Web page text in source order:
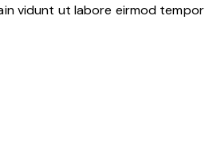
vidunt ut labore eirmod